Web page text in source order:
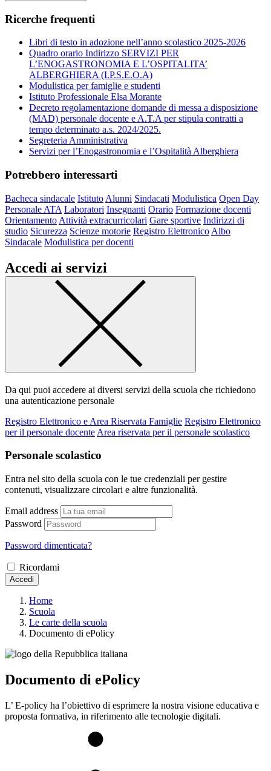
Ricerche frequenti
Libri di testo in adozione nell’anno scolastico 2025-2026
Quadro orario Indirizzo SERVIZI PER
L’ENOGASTRONOMIA E L’OSPITALITA’
ALBERGHIERA (I.P.S.E.O.A)
Modulistica per famiglie e studenti
Istituto Professionale Elsa Morante
Decreto regolamentazione domande di messa a disposizione
(MAD) personale docente e A.T.A per stipula contratti a
tempo determinato a.s. 2024/2025.
Segreteria Amministrativa
Servizi per l’Enogastronomia e l’Ospitalità Alberghiera
Potrebbero interessarti
Bacheca sindacale Istituto Alunni Sindacati Modulistica Open Day
Personale ATA Laboratori Insegnanti Orario Formazione docenti
Orientamento Attività extracurricolari Gare sportive Indirizzi di
studio Sicurezza Scienze motorie Registro Elettronico Albo
Sindacale Modulistica per docenti
Accedi ai servizi
Da qui puoi accedere ai diversi servizi della scuola che richiedono
una autenticazione personale
Registro Elettronico e Area Riservata Famiglie Registro Elettronico
per il personale docente Area riservata per il personale scolastico
Personale scolastico
Entra nel sito della scuola con le tue credenziali per gestire
contenuti, visualizzare circolari e altre funzionalità.
Email address
Password
Password dimenticata?
Ricordami
Accedi
Home
Scuola
Le carte della scuola
Documento di ePolicy
Documento di ePolicy
L’ E-policy ha l’obiettivo di esprimere la nostra visione educativa e
proposta formativa, in riferimento alle tecnologie digitali.